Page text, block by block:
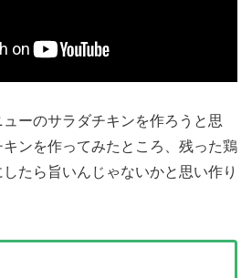
ーのサラダチキンを作ろうと思
ンを作ってみたところ、残った鶏
たら旨いんじゃないかと思い作り